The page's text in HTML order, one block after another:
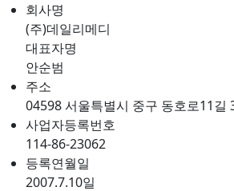
회사명
(주)데일리메디
대표자명
안순범
주소
04598 서울특별시 중구 동호로11길
사업자등록번호
114-86-23062
등록연월일
2007.7.10일